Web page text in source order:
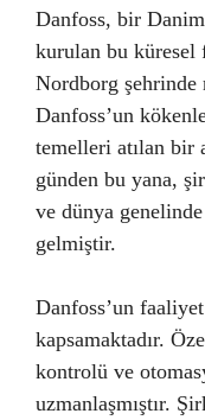
Danfoss, bir
kurulan bu küresel
Nordborg şehrinde
Danfoss’un
temelleri atılan bir
günden bu yana,
ve dünya
gelmiştir.
Danfoss’un
kapsamaktadır.
kontrolü ve
uzmanlaşmıştır.